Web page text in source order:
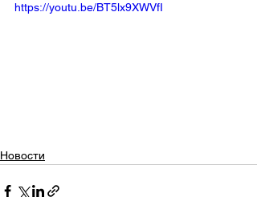
https://youtu.be/BT5lx9XWVfI
Новости